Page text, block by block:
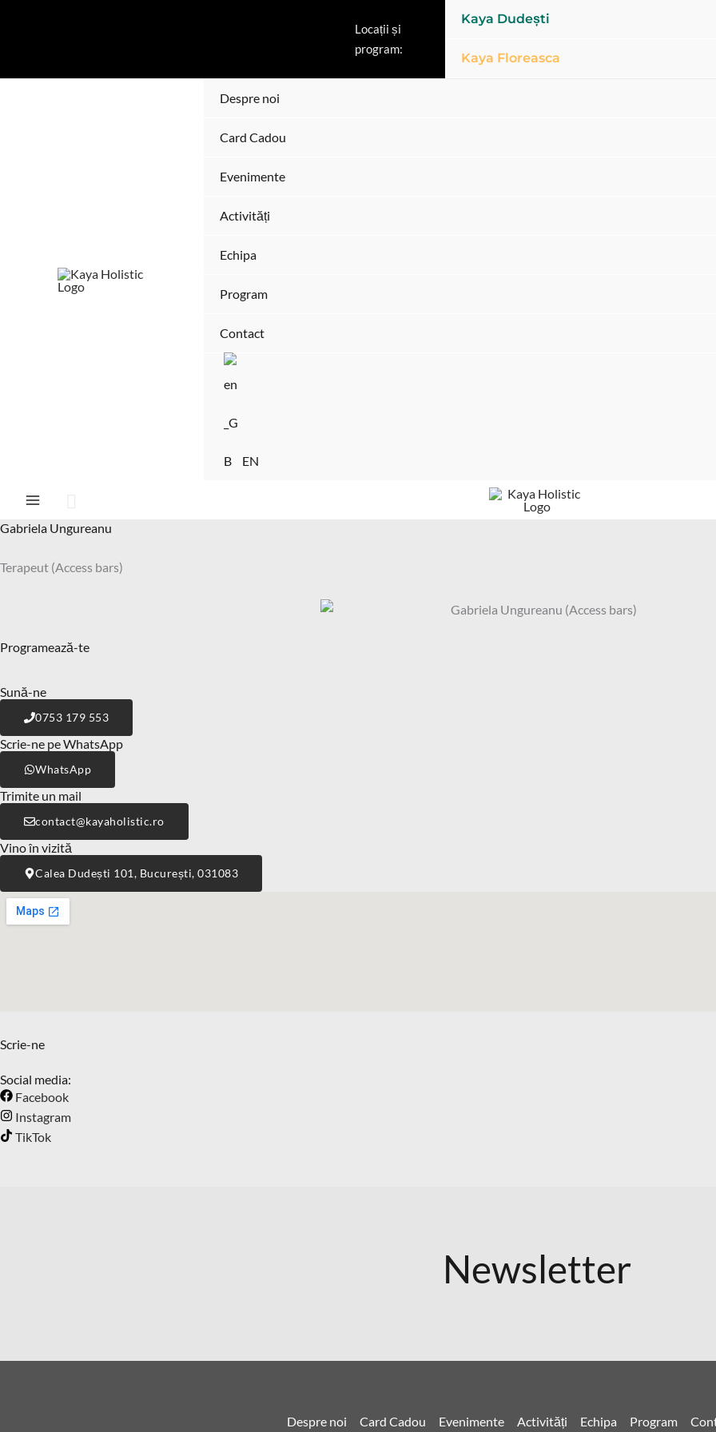
Locații și
program:
Kaya Dudești
Kaya Floreasca
Despre noi
Card Cadou
Evenimente
Activități
Echipa
Program
Contact
EN
Gabriela Ungureanu
Terapeut (Access bars)
Programează-te
Sună-ne
0753 179 553
Scrie-ne pe WhatsApp
WhatsApp
Trimite un mail
or.citsilohayak
@tcatnoc
Vino în vizită
Calea Dudești 101, București, 031083
Scrie-ne
Social media:
Facebook
Instagram
TikTok
Newsletter
Despre noi Card Cadou Evenimente Activități Echipa Program